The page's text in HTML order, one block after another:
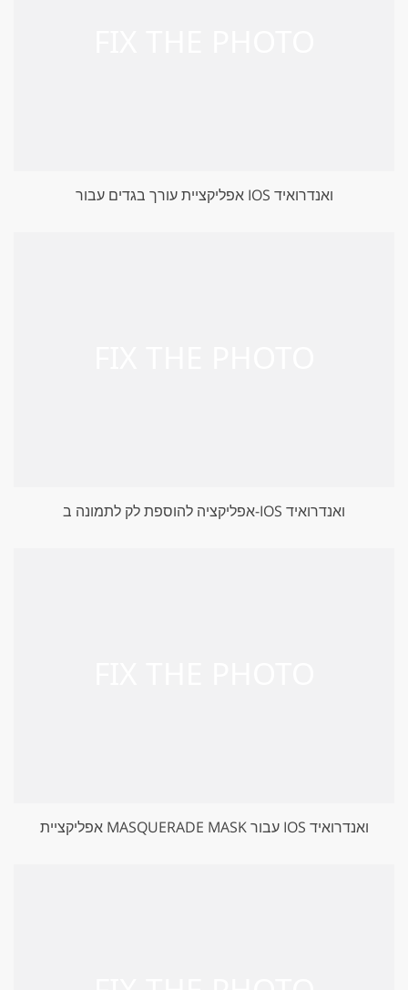
אפליקציית עורך בגדים עבור IOS ואנדרואיד
אפליקציה להוספת לק לתמונה ב-IOS ואנדרואיד
אפליקציית MASQUERADE MASK עבור IOS ואנדרואיד